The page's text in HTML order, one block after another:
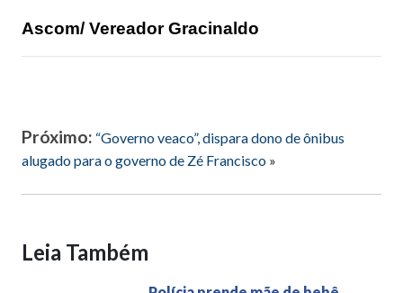
Ascom/ Vereador Gracinaldo
Próximo: “Governo veaco”, dispara dono de ônibus
alugado para o governo de Zé Francisco »
Leia Também